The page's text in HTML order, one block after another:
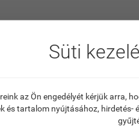
2. Emelet
kerestük fel
Süti
az Ön engedélyét kérjük arra,
és tartalom nyújtásához,